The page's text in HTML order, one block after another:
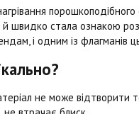
порошкоподібного
й швидко стала ознакою
і одним із флагманів
не може відтворити